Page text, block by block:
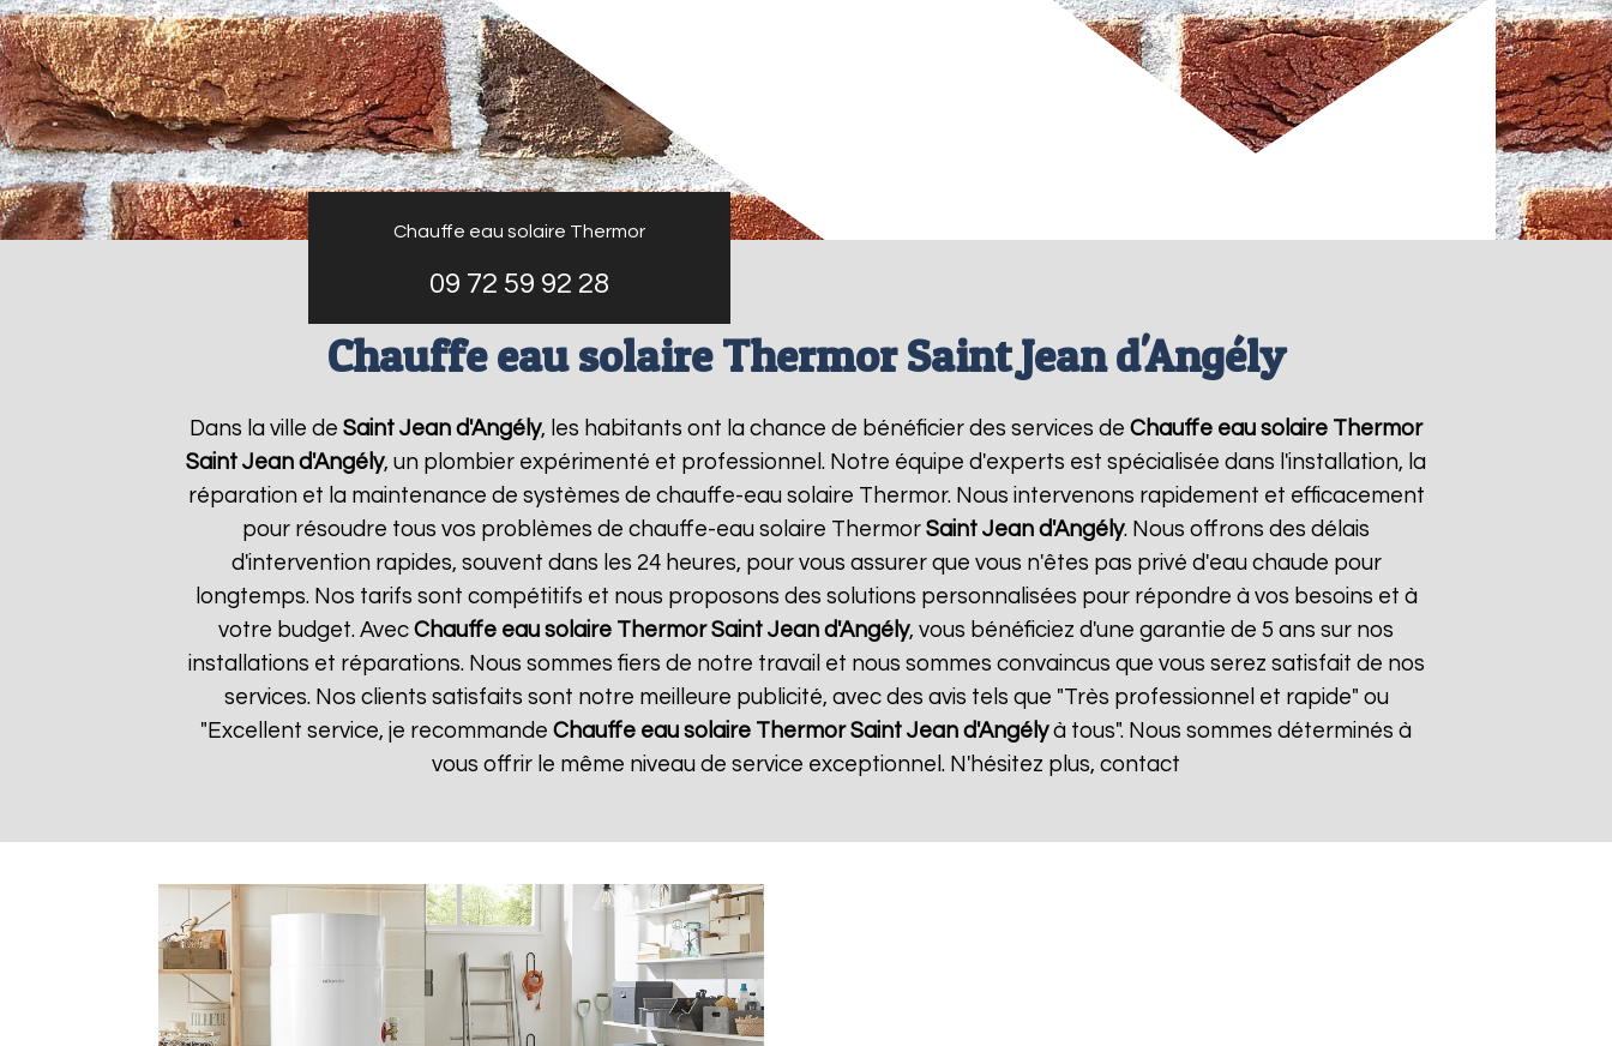
Chauffe eau solaire Thermor
09 72 59 92 28
Chauffe eau solaire Thermor Saint Jean d'Angély
Dans la ville de Saint Jean d'Angély, les habitants ont la chance de bénéficier des services de Chauffe eau solaire Thermor
Saint Jean d'Angély, un plombier expérimenté et professionnel. Notre équipe d'experts est spécialisée dans l'installation, la
réparation et la maintenance de systèmes de chauffe-eau solaire Thermor. Nous intervenons rapidement et efficacement
pour résoudre tous vos problèmes de chauffe-eau solaire Thermor Saint Jean d'Angély. Nous offrons des délais
d'intervention rapides, souvent dans les 24 heures, pour vous assurer que vous n'êtes pas privé d'eau chaude pour
longtemps. Nos tarifs sont compétitifs et nous proposons des solutions personnalisées pour répondre à vos besoins et à
votre budget. Avec Chauffe eau solaire Thermor Saint Jean d'Angély, vous bénéficiez d'une garantie de 5 ans sur nos
installations et réparations. Nous sommes fiers de notre travail et nous sommes convaincus que vous serez satisfait de nos
services. Nos clients satisfaits sont notre meilleure publicité, avec des avis tels que "Très professionnel et rapide" ou
"Excellent service, je recommande Chauffe eau solaire Thermor Saint Jean d'Angélyà tous". Nous sommes déterminés à
vous offrir le même niveau de service exceptionnel. N'hésitez plus, contact